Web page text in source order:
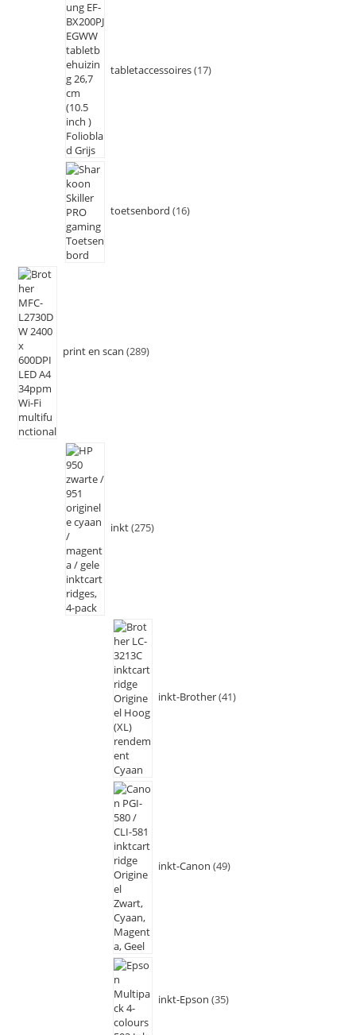
tabletaccessoires 17
toetsenbord 16
print en scan 289
inkt 275
inkt-Brother 41
inkt-Canon 49
inkt-Epson 35